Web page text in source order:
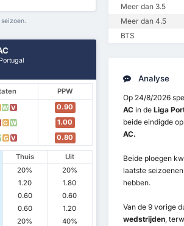
PPW
W V
0.90
G W
1.00
G V 0.80
Thuis
Uit
20%
20%
1.20
1.80
0.60
0.60
0.60
1.20
20%
40%
Meer dan 3.5
Meer dan 4.5
BTS
Analyse
Op 24/8/2026
ACin de Liga
beide eindigde
AC.
Beide ploegen
laatste
hebben.
Van de 9 vorige
wedstrijden,